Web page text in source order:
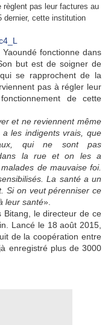
règlent pas leur factures au
dernier, cette institution
fonctionne dans
but est de soigner de
se rapprochent de la
pas à régler leur
de cette
et ne reviennent même
les indigents vrais, que
qui ne sont pas
la rue et on les a
de mauvaise foi.
La santé a un
Si on veut pérenniser ce
leur santé».
Bitang, le directeur de ce
Lancé le 18 août 2015,
de la coopération entre
enregistré plus de 3000